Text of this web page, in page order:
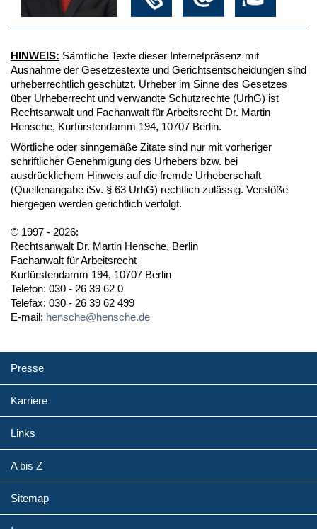
HINWEIS: Sämtliche Texte dieser Internetpräsenz mit
Ausnahme der Gesetzestexte und Gerichtsentscheidungen sind
urheberrechtlich geschützt. Urheber im Sinne des Gesetzes
über Urheberrecht und verwandte Schutzrechte (UrhG) ist
Rechtsanwalt und Fachanwalt für Arbeitsrecht Dr. Martin
Hensche, Kurfürstendamm 194, 10707 Berlin.
Wörtliche oder sinngemäße Zitate sind nur mit vorheriger
schriftlicher Genehmigung des Urhebers bzw. bei
ausdrücklichem Hinweis auf die fremde Urheberschaft
(Quellenangabe iSv. § 63 UrhG) rechtlich zulässig. Verstöße
hiergegen werden gerichtlich verfolgt.
© 1997 - 2026:
Rechtsanwalt Dr. Martin Hensche, Berlin
Fachanwalt für Arbeitsrecht
Kurfürstendamm 194, 10707 Berlin
Telefon: 030 - 26 39 62 0
Telefax: 030 - 26 39 62 499
E-mail: hensche@hensche.de
Presse
Karriere
Links
A bis Z
Sitemap